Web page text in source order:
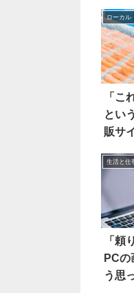
ローカル
「こ
とい
販サ
生活と仕
「頼
PCの
う思